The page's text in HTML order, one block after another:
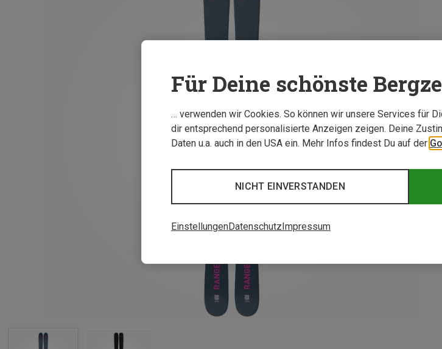
Für Deine schönste
… verwenden wir Cookies. So können wir unsere Services für
dir entsprechend personalisierte Anzeigen zeigen. Deine
Daten u.a. auch in den USA ein. Mehr Infos findest Du auf der
NICHT EINVERSTANDEN
EinstellungenDatenschutz Impressum